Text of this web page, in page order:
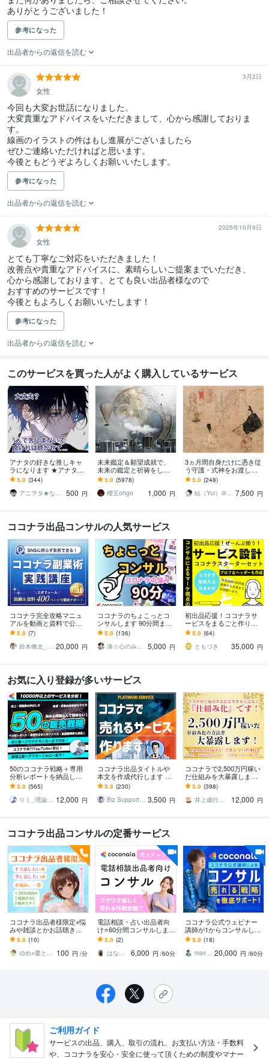
ありがとうございました！
参考になった
出品者からの返信を読む
3月2日
女性
今回も大変お世話になりました。
大変貴重なアドバイスをいただきまして、心から感謝しておりま
す。
線画のイラストの件はもし進展がございましたら
ぜひご連絡いただければと思います。
今後ともどうぞよろしくお願いいたします。
参考になった
出品者からの返信を読む
2025年10月9日
女性
とても丁寧なご対応をいただきました！
改善点や貴重なアドバイスに、素晴らしいご提案までいただき、
心から感謝しております。とても良い出品者様なので
おすすめのサービスです！
今後ともよろしくお願いいたします！
参考になった
出品者からの返信を読む
このサービスを買った人がよく購入しているサービス
アナタの好きな推しキャ
ラになります ★アナタの
悩みやストレスを聴かせ
てください…
5.0 (344)
アニヲタ★なりきりカウンセラー★YUU
500 円
未来鑑定＆願望成就で、
未来の鑑定と祈祷をしま
す 霊視による未来鑑定と
願望成就の祈祷セット
5.0 (5978)
櫻五ohgo
1,000 円
3ヵ月間自身だけに憑き従
う守護・式神をお渡しま
す 蛇神や龍神を元とした
守護・式神を送り幸運を
呼び込みます
5.0 (248)
結（Yui）＠式神霊視占い 7,500 円
ココナラ出品コンサルの人気サービス
ココナラ完全攻略マニュ
アルを動画と資料で公開
します 唯一無二の強みを
商品化！最短で収益を上
げる方法
5.0 (7)
鈴木脩太_コーチング＆集客コンサルタント 20,000 円
ココナラのちょこっとコ
ンサルします 90分間まず
はお試しで！ココナラに
ついてのご相談ならコ
コ！
5.0 (136)
湊☆心のみなと☆
5,000 円
初出品応援！ココナラサ
ービスをまるごと作りま
す 全ジャンル対応！画像
から文章まで！コンサル
付！
5.0 (64)
ともづき
35,000 円
お気に入り登録が多いサービス
50のココナラ戦略＋専用
分析レポートを納品しま
す プロフ改善・専用分析
レポート・拡張テクニッ
クを格安で！
5.0 (565)
りく_理論で結果を出すサービス販売 12,000 円
ココナラ出品タイトルや
本文を作成代行します 出
品の相談に乗り、集客し
やすいテキストや画像作
ります！
5.0 (230)
Biz Support 阿形 清治 3,500 円
ココナラで2,500万円稼い
だ仕組みを大暴露します
ご購入9大収益化効率シー
ト+5大GPTs付き
5.0 (398)
井上歳行｜SEO対策×Webライティング
12,000 円
ココナラ出品コンサルの定番サービス
ココナラ出品者様限定⭐︎悩
みや雑談とかお話聴きま
す 愚痴聞き等の電話相談
系ココナラのお仕事の悩
み、雑談、休憩に
5.0 (10)
ゆめ⭐︎愛と夢を応援するスターゲイザー 100 円 /分
電話相談・占い出品者向
け⭐️60分間コンサルします
売上アップやプラチナラ
ンク達成のためのコツを
優しくお伝え☆*
5.0 (2)
はなやま みつき
6,000 円 /60分
ココナラ公式ウェビナー
講師が1からコンサルしま
す 〈売れない理由〉と
〈売れる戦略〉が明確に
なる60分
5.0 (18)
mavshine 20,000 円 /60分
ご利用ガイド
サービスの出品、購入、取引の流れ、お支払い方法・手数料
や、ココナラを安心・安全に使って頂くための制度やマナー